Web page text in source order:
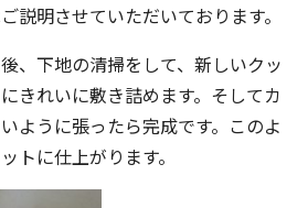
説明させていただいております。
、下地の清掃をして、新しいクッ
きれいに敷き詰めます。そしてカ
ように張ったら完成です。このよ
トに仕上がります。